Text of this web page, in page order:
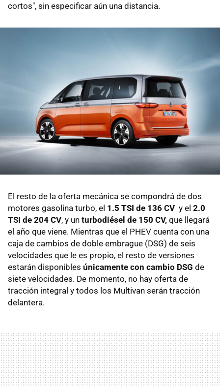
cortos", sin especificar aún una distancia.
El resto de la oferta mecánica se compondrá de dos
motores gasolina turbo, el 1.5 TSI de 136 CV y el 2.0
TSI de 204 CV, y un turbodiésel de 150 CV, que llegará
el año que viene. Mientras que el PHEV cuenta con una
caja de cambios de doble embrague (DSG) de seis
velocidades que le es propio, el resto de versiones
estarán disponibles únicamente con cambio DSG de
siete velocidades. De momento, no hay oferta de
tracción integral y todos los Multivan serán tracción
delantera.